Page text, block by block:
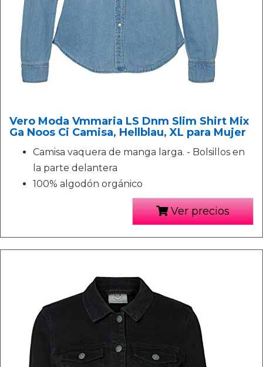
Vero Moda Vmmaria LS Dnm Slim Shirt Mix
Ga Noos Ci Camisa, Hellblau, XL para Mujer
Camisa vaquera de manga larga. - Bolsillos en
la parte delantera
100% algodón orgánico
Ver precios